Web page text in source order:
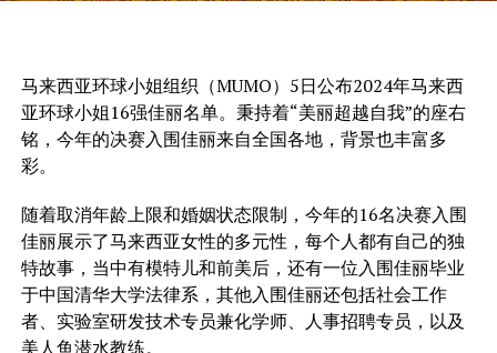
马来西亚环球小姐组织（MUMO）5日公布2024年马来西
亚环球小姐16强佳丽名单。秉持着“美丽超越自我”的座右
铭，今年的决赛入围佳丽来自全国各地，背景也丰富多
彩。
随着取消年龄上限和婚姻状态限制，今年的16名决赛入围
佳丽展示了马来西亚女性的多元性，每个人都有自己的独
特故事，当中有模特儿和前美后，还有一位入围佳丽毕业
于中国清华大学法律系，其他入围佳丽还包括社会工作
者、实验室研发技术专员兼化学师、人事招聘专员，以及
美人鱼潜水教练。